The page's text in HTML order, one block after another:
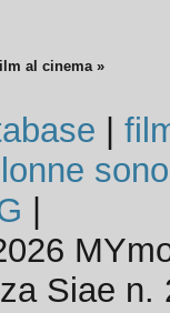
al cinema »
Siae n.